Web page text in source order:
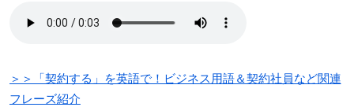
＞＞「契約する」を英語で！ビジネス用語＆契約社員など関連
フレーズ紹介